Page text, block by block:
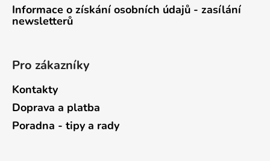
Informace o získání osobních údajů - zasílání
newsletterů
Pro zákazníky
Kontakty
Doprava a platba
Poradna - tipy a rady